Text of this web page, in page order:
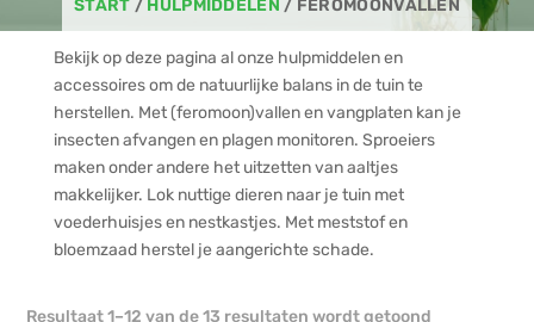
START / HULPMIDDELEN / FEROMOONVALLEN
Bekijk op deze pagina al onze hulpmiddelen en
accessoires om de natuurlijke balans in de tuin te
herstellen. Met (feromoon)vallen en vangplaten kan je
insecten afvangen en plagen monitoren. Sproeiers
maken onder andere het uitzetten van aaltjes
makkelijker. Lok nuttige dieren naar je tuin met
voederhuisjes en nestkastjes. Met meststof en
bloemzaad herstel je aangerichte schade.
Resultaat 1–12 van de 13 resultaten wordt getoond